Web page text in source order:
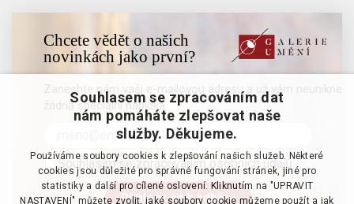
Chcete vědět o našich
novinkách jako první?
Zanechte nám vaši e-mailovou adresu a už vám neunikne
žádná speciální nabídka
Souhlasím se zpracováním osobních údajů
Souhlasem se zpracováním dat
nám pomáháte zlepšovat naše
služby. Děkujeme.
Používáme soubory cookies k zlepšování našich služeb. Některé
cookies jsou důležité pro správné fungování stránek, jiné pro
statistiky a další pro cílené oslovení. Kliknutím na "UPRAVIT
NASTAVENÍ" můžete zvolit, jaké soubory cookie můžeme použít a jak